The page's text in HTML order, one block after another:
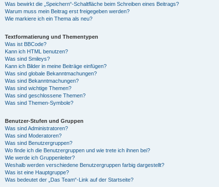
Was bewirkt die „Speichern“-Schaltfläche beim Schreiben eines Beitrags?
Warum muss mein Beitrag erst freigegeben werden?
Wie markiere ich ein Thema als neu?
Textformatierung und Thementypen
Was ist BBCode?
Kann ich HTML benutzen?
Was sind Smileys?
Kann ich Bilder in meine Beiträge einfügen?
Was sind globale Bekanntmachungen?
Was sind Bekanntmachungen?
Was sind wichtige Themen?
Was sind geschlossene Themen?
Was sind Themen-Symbole?
Benutzer-Stufen und Gruppen
Was sind Administratoren?
Was sind Moderatoren?
Was sind Benutzergruppen?
Wo finde ich die Benutzergruppen und wie trete ich ihnen bei?
Wie werde ich Gruppenleiter?
Weshalb werden verschiedene Benutzergruppen farbig dargestellt?
Was ist eine Hauptgruppe?
Was bedeutet der „Das Team“-Link auf der Startseite?